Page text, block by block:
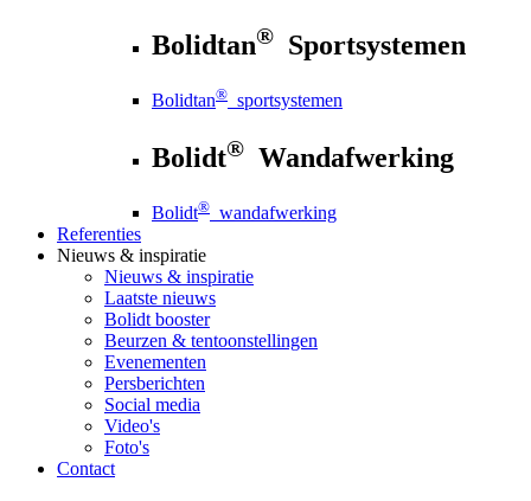
Bolidtan® Sportsystemen
Bolidtan® sportsystemen
Bolidt® Wandafwerking
Bolidt® wandafwerking
Referenties
Nieuws & inspiratie
Nieuws & inspiratie
Laatste nieuws
Bolidt booster
Beurzen & tentoonstellingen
Evenementen
Persberichten
Social media
Video's
Foto's
Contact